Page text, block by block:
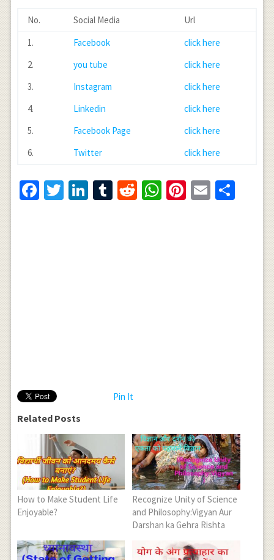
No. Social Media
Url
1.
Facebook
click here
2.
you tube
click here
3.
Instagram
click here
4.
Linkedin
click here
5.
Facebook Page
click here
6.
Twitter click here
Facebook
Twitter
LinkedIn
Tumblr
RedditWhatsApp
Pinterest
Email
Pin It
Related Posts
How to Make Student Life
Enjoyable?
Recognize Unity of Science
and Philosophy:Vigyan Aur
Darshan ka Gehra Rishta